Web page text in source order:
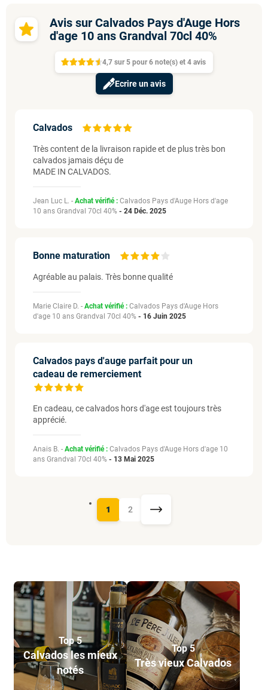
Avis sur Calvados Pays d'Auge Hors
d'age 10 ans Grandval 70cl 40%
4,7 sur 5 pour 6 note(s) et 4 avis
Ecrire un avis
Calvados
Très content de la livraison rapide et de plus très bon
calvados jamais déçu de
MADE IN CALVADOS.
Jean Luc L. - Achat vérifié : Calvados Pays d'Auge Hors d'age
10 ans Grandval 70cl 40% - 24 Déc. 2025
Bonne maturation
Agréable au palais. Très bonne qualité
Marie Claire D. - Achat vérifié : Calvados Pays d'Auge Hors
d'age 10 ans Grandval 70cl 40% - 16 Juin 2025
Calvados pays d'auge parfait pour un
cadeau de remerciement
En cadeau, ce calvados hors d'age est toujours très
apprécié.
Anais B. - Achat vérifié : Calvados Pays d'Auge Hors d'age 10
ans Grandval 70cl 40% - 13 Mai 2025
1 2
Top 5
Calvados les mieux
notés
Top 5
Très vieux Calvados